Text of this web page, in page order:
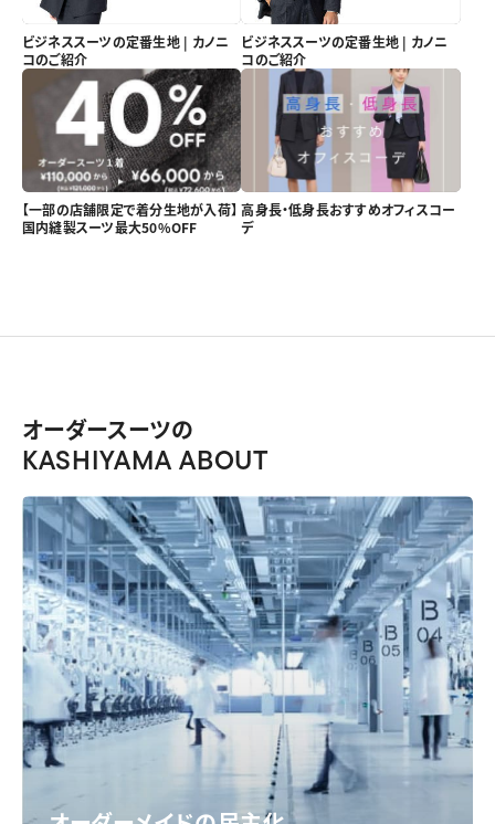
ビジネススーツの定番生地 | カノニ
コのご紹介
ビジネススーツの定番生地 | カノニ
コのご紹介
【一部の店舗限定で着分生地が入荷】
国内縫製スーツ最大50%OFF
高身長・低身長おすすめオフィスコー
デ
オーダースーツの
KASHIYAMA ABOUT